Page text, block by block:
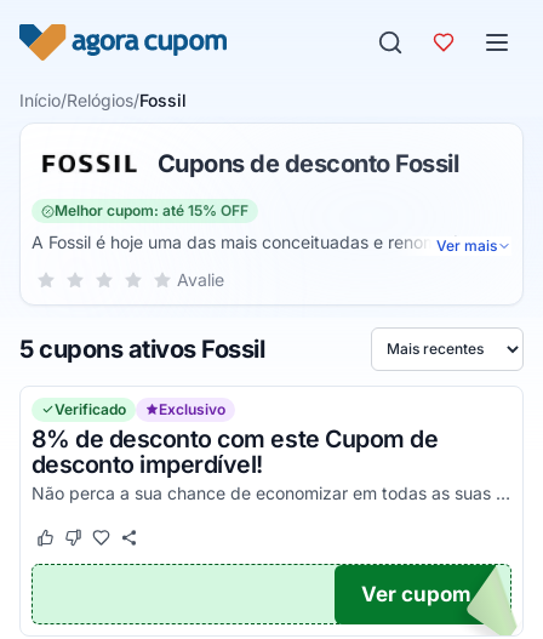
Início/Relógios/Fossil
Cupons de desconto Fossil
Melhor cupom: até 15% OFF
A Fossil é hoje uma das mais conceituadas e renomadas
empresas no segmento relojoeiro, uma loja online de
diversidade de modelos e que possuem valores
extremamente acessíveis para que você possa economizar,
algo que pode ficar ainda melhor utilizando um Cupom de
desconto Fossil.
Ver mais
Sua nota para Fossil, de 1 a 5 estrelas
5 estrelas
4 estrelas
3 estrelas
2 estrelas
1 estrela Avalie
5 cupons ativos Fossil Ordenar por
Verificado Exclusivo
8% de desconto com este Cupom de
desconto imperdível!
Não perca a sua chance de economizar em todas as suas compras e aproveite este código disponível somente aqui no Agora Cupom!
Este cupom funcionou
Este cupom não funcionou
UPOM
Ver cupom